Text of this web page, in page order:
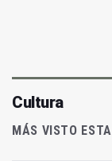
Cultura
MÁS VISTO